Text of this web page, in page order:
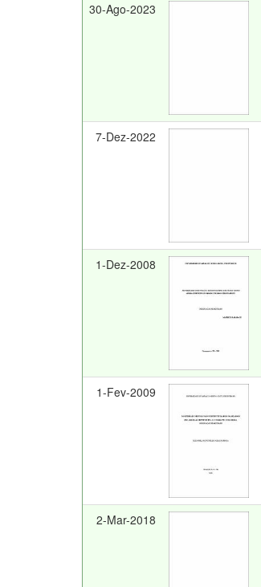
30-Ago-2023
7-Dez-2022
1-Dez-2008
1-Fev-2009
2-Mar-2018